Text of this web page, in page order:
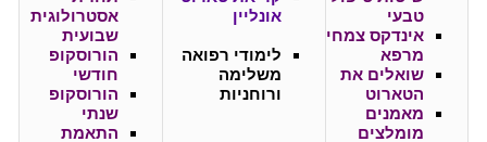
טבעי
אינדקס צמחי
מרפא
שואלים את
הטארוט
מאמנים
מומלצים
אונליין
לימודי רפואה
משלימה
ורוחניות
אסטרולוגית
שבועית
הורוסקופ
חודשי
הורוסקופ
שנתי
התאמת